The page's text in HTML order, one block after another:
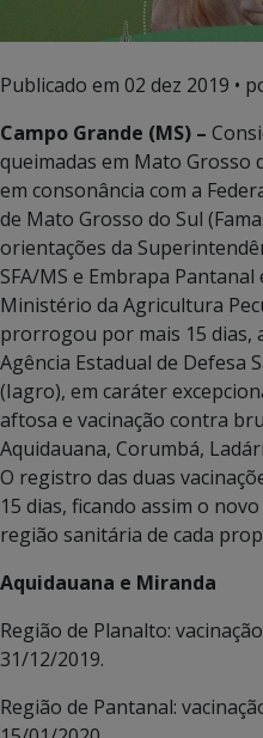
Publicado em 02 dez 2019 •
Campo Grande (MS) –
queimadas em Mato Grosso
em consonância com a
de Mato Grosso do Sul
orientações da
SFA/MS e Embrapa
Ministério da Agricultura
prorrogou por mais 15 dias,
Agência Estadual de Defesa
(Iagro), em caráter
aftosa e vacinação contra
Aquidauana, Corumbá,
O registro das duas
15 dias, ficando assim o
região sanitária de cada
Aquidauana e Miranda
Região de Planalto:
31/12/2019.
Região de Pantanal: